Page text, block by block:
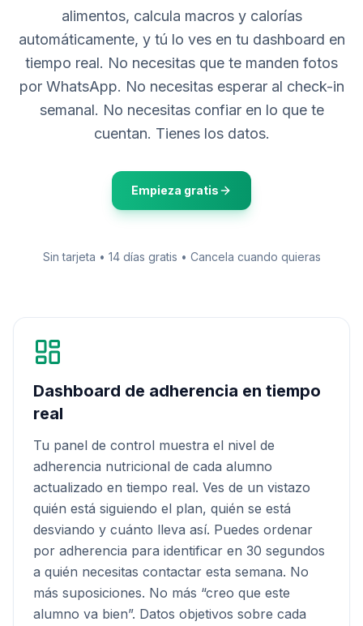
alimentos, calcula macros y calorías
automáticamente, y tú lo ves en tu dashboard en
tiempo real. No necesitas que te manden fotos
por WhatsApp. No necesitas esperar al check-in
semanal. No necesitas confiar en lo que te
cuentan. Tienes los datos.
Empieza gratis
Sin tarjeta • 14 días gratis • Cancela cuando quieras
Dashboard de adherencia en tiempo
real
Tu panel de control muestra el nivel de
adherencia nutricional de cada alumno
actualizado en tiempo real. Ves de un vistazo
quién está siguiendo el plan, quién se está
desviando y cuánto lleva así. Puedes ordenar
por adherencia para identificar en 30 segundos
a quién necesitas contactar esta semana. No
más suposiciones. No más “creo que este
alumno va bien”. Datos objetivos sobre cada